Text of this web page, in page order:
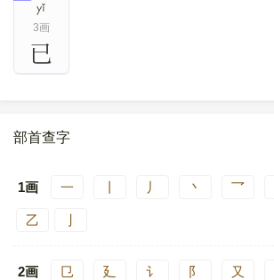
yǐ
3画
已
部首查字
1画 一 丿 丶 乛
乙
2画 㔾 廴 讠 阝 又